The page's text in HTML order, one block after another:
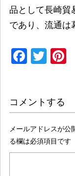
品として長崎貿
であり、流通は
コメントする
メールアドレスが公
る欄は必須項目です